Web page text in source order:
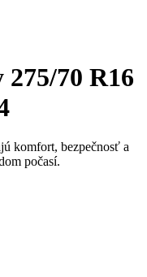
70 R16
komfort, bezpečnosť a
počasí.